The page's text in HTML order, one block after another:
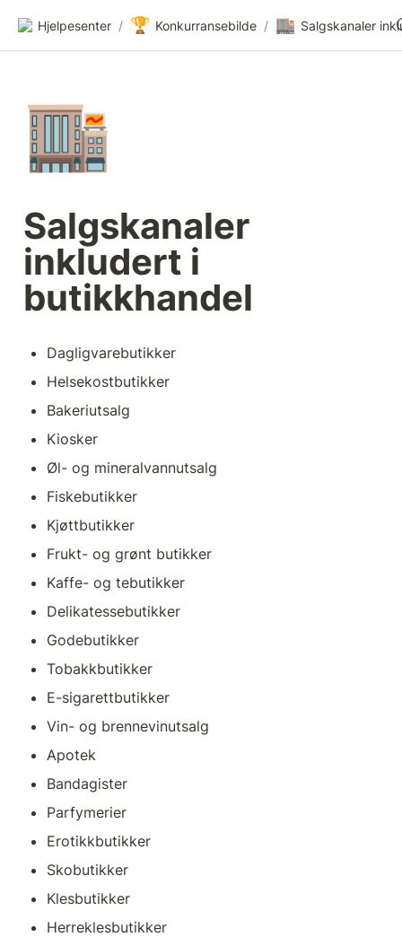
Hjelpesenter / 🏆 Konkurransebilde / 🏬
🏬
Salgskanaler
inkludert i
butikkhandel
Dagligvarebutikker
Helsekostbutikker
Bakeriutsalg
Kiosker
Øl- og mineralvannutsalg
Fiskebutikker
Kjøttbutikker
Frukt- og grønt butikker
Kaffe- og tebutikker
Delikatessebutikker
Godebutikker
Tobakkbutikker
E-sigarettbutikker
Vin- og brennevinutsalg
Apotek
Bandagister
Parfymerier
Erotikkbutikker
Skobutikker
Klesbutikker
Herreklesbutikker